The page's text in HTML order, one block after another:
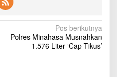
Pos berikutnya
Polres Minahasa Musnahkan
1.576 Liter ‘Cap Tikus’